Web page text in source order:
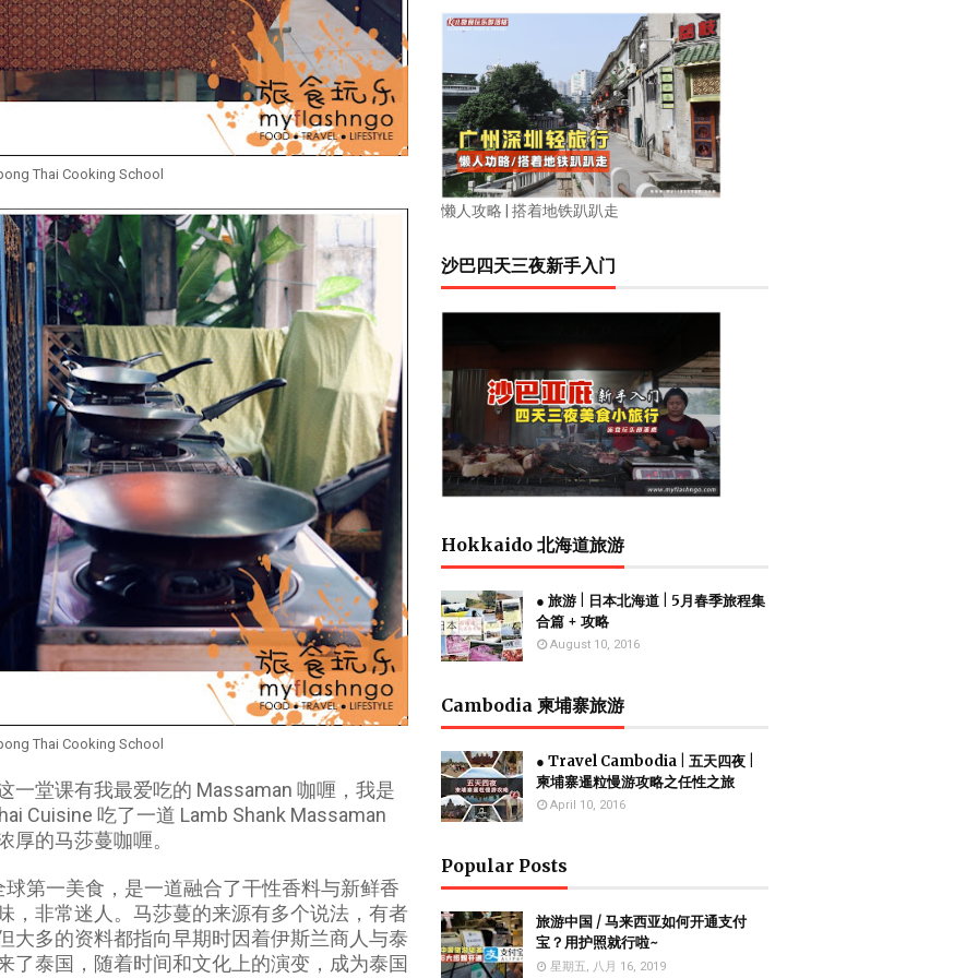
Thai Cooking School
Thai Cooking School
一堂课有我最爱吃的 Massaman 咖喱，我是
Cuisine 吃了一道 Lamb Shank Massaman
厚的马莎蔓咖喱。
第一美食，是一道融合了干性香料与新鲜香
，非常迷人。马莎蔓的来源有多个说法，有者
大多的资料都指向早期时因着伊斯兰商人与泰
了泰国，随着时间和文化上的演变，成为泰国
懒人攻略 | 搭着地铁趴趴走
沙巴四天三夜新手入门
Hokkaido 北海道旅游
● 旅游 | 日本北海道 | 5月春季旅程集
合篇 + 攻略
August 10, 2016
Cambodia 柬埔寨旅游
● Travel Cambodia | 五天四夜 |
柬埔寨暹粒慢游攻略之任性之旅
April 10, 2016
Popular Posts
旅游中国 / 马来西亚如何开通支付
宝？用护照就行啦~
星期五, 八月 16, 2019